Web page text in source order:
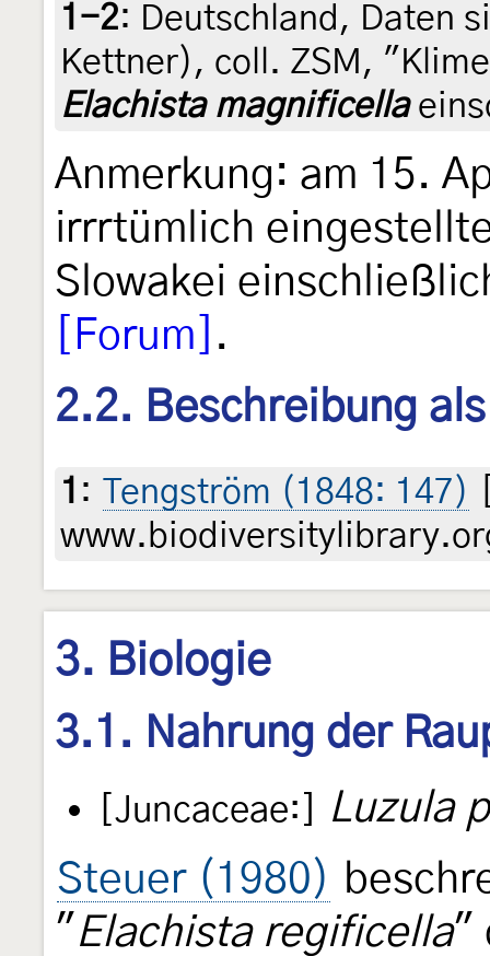
1-2: Deutschland, Daten
Kettner), coll. ZSM,
Elachista magnificella
Anmerkung: am 15.
irrrtümlich
Slowakei
[Forum] .
2.2. Beschreibung
1 : Tengström (1848: 147)
3. Biologie
3.1. Nahrung der
[Juncaceae:]
Luzula
Steuer (1980)
" Elachista regificella"